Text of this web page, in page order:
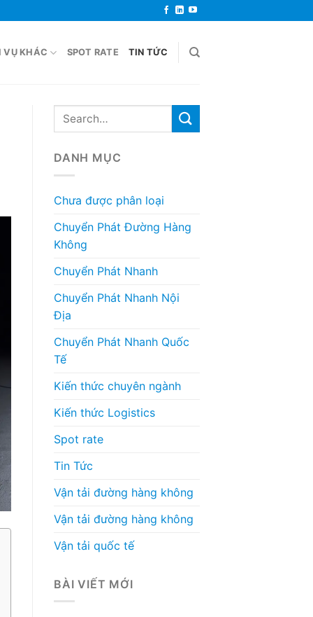
VỤ KHÁC SPOT RATE TIN TỨC
DANH MỤC
Chưa được phân loại
Chuyển Phát Đường Hàng
Không
Chuyển Phát Nhanh
Chuyển Phát Nhanh Nội
Địa
Chuyển Phát Nhanh Quốc
Tế
Kiến thức chuyên ngành
Kiến thức Logistics
Spot rate
Tin Tức
Vận tải đường hàng không
Vận tải đường hàng không
Vận tải quốc tế
BÀI VIẾT MỚI